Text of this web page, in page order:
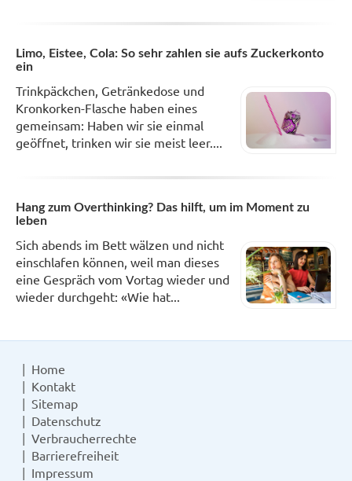
Limo, Eistee, Cola: So sehr zahlen sie aufs Zuckerkonto
ein
Trinkpäckchen, Getränkedose und
Kronkorken-Flasche haben eines
gemeinsam: Haben wir sie einmal
geöffnet, trinken wir sie meist leer....
Hang zum Overthinking? Das hilft, um im Moment zu
leben
Sich abends im Bett wälzen und nicht
einschlafen können, weil man dieses
eine Gespräch vom Vortag wieder und
wieder durchgeht: «Wie hat...
Home
Kontakt
Sitemap
Datenschutz
Verbraucherrechte
Barrierefreiheit
Impressum